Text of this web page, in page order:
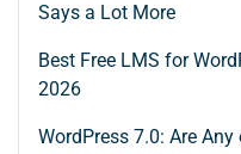
Says a Lot More
Best Free LMS for
2026
WordPress 7.0: Are